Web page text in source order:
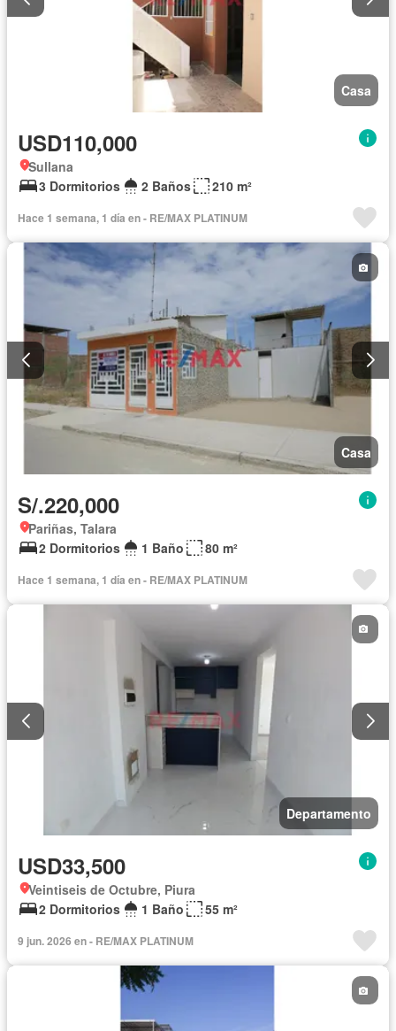
Casa
USD110,000
Sullana
3 Dormitorios
2 Baños 210 m²
Hace 1 semana, 1 día en - RE/MAX PLATINUM
Casa
S/.220,000
Pariñas, Talara
2 Dormitorios
1 Baño 80 m²
Hace 1 semana, 1 día en - RE/MAX PLATINUM
Departamento
USD33,500
Veintiseis de Octubre, Piura
2 Dormitorios
1 Baño 55 m²
9 jun. 2026 en - RE/MAX PLATINUM